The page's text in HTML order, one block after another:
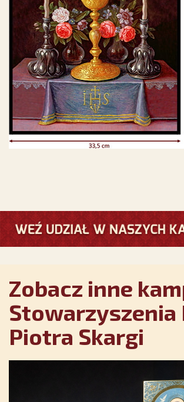
Zobacz inne
Stowarzyszenia
Piotra Skargi